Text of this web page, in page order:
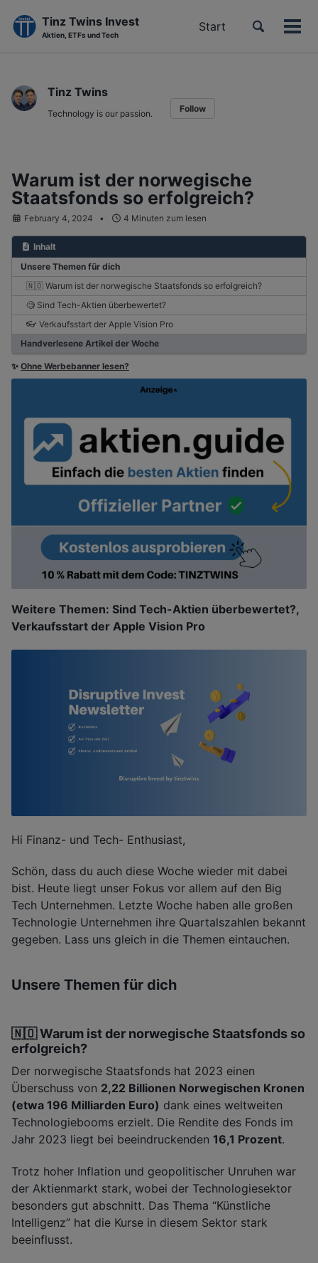
primary
navigation
content
footer
Tinz Twins Invest
Aktien, ETFs und Tech
Start
Toggle
Tinz Twins
Technology is our passion. Follow
Warum ist der norwegische
Staatsfonds so erfolgreich?
February 4, 2024 4 Minuten zum lesen
Inhalt
Unsere Themen für dich
🇳🇴 Warum ist der norwegische Staatsfonds so erfolgreich?
🧐 Sind Tech-Aktien überbewertet?
👓 Verkaufsstart der Apple Vision Pro
Handverlesene Artikel der Woche
✨ Ohne Werbebanner lesen?
Weitere Themen: Sind Tech-Aktien überbewertet?,
Verkaufsstart der Apple Vision Pro
Hi Finanz- und Tech- Enthusiast,
Schön, dass du auch diese Woche wieder mit dabei
bist. Heute liegt unser Fokus vor allem auf den Big
Tech Unternehmen. Letzte Woche haben alle großen
Technologie Unternehmen ihre Quartalszahlen bekannt
gegeben. Lass uns gleich in die Themen eintauchen.
Unsere Themen für dich
🇳🇴 Warum ist der norwegische Staatsfonds so
erfolgreich?
Der norwegische Staatsfonds hat 2023 einen
Überschuss von 2,22 Billionen Norwegischen Kronen
(etwa 196 Milliarden Euro) dank eines weltweiten
Technologiebooms erzielt. Die Rendite des Fonds im
Jahr 2023 liegt bei beeindruckenden 16,1 Prozent.
Trotz hoher Inflation und geopolitischer Unruhen war
der Aktienmarkt stark, wobei der Technologiesektor
besonders gut abschnitt. Das Thema “Künstliche
Intelligenz” hat die Kurse in diesem Sektor stark
beeinflusst.